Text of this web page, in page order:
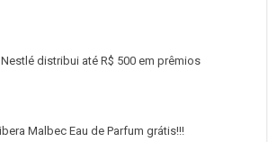
distribui até R$ 500 em prêmios
Malbec Eau de Parfum grátis!!!